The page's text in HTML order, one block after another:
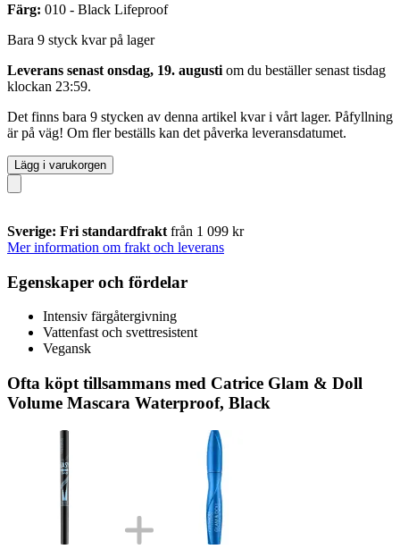
Färg: 010 - Black Lifeproof
Bara 9 styck kvar på lager
Leverans senast onsdag, 19. augusti om du beställer senast tisdag
klockan 23:59.
Det finns bara 9 stycken av denna artikel kvar i vårt lager. Påfyllning
är på väg! Om fler beställs kan det påverka leveransdatumet.
Lägg i varukorgen
Sverige: Fri standardfrakt från 1 099 kr
Mer information om frakt och leverans
Egenskaper och fördelar
Intensiv färgåtergivning
Vattenfast och svettresistent
Vegansk
Ofta köpt tillsammans med Catrice Glam & Doll
Volume Mascara Waterproof, Black